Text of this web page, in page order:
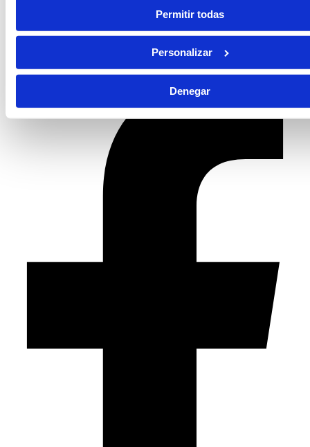
Permitir todas
Personalizar
Denegar
Centro especializado en preparación de oposiciones en
Facebook-f